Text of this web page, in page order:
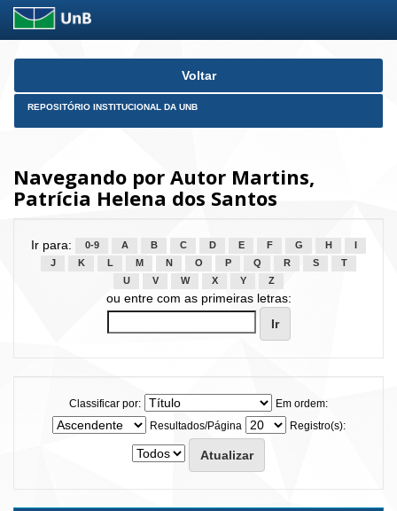
Skip
Voltar
REPOSITÓRIO INSTITUCIONAL DA UNB
Navegando por Autor Martins,
Patrícia Helena dos Santos
Ir para: 0-9 A B C D E F G H
J
K L M N O P Q R S
T
U
V W X Y Z
ou entre com as primeiras letras:
Classificar por:
Em ordem:
Resultados/Página
Registro(s):